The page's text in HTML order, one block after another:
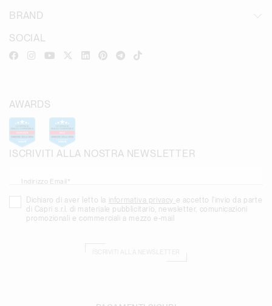
BRAND
ISCRIVITI ALLA NOSTRA NEWSLETTER
Indirizzo Email*
Dichiaro di aver letto la informativa privacy e accetto l'invio da parte
di Capri s.r.l. di materiale pubblicitario, newsletter, comunicazioni
promozionali e commerciali a mezzo e-mail
SOCIAL
AWARDS